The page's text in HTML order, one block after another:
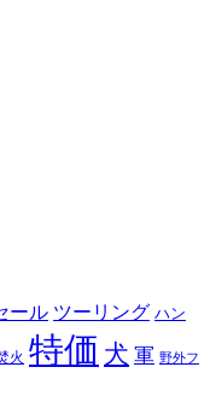
ール ツーリング ハン
火 特価 犬 軍 野外フ